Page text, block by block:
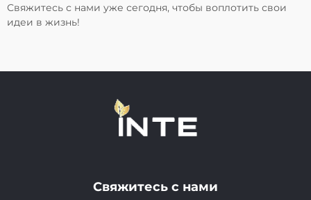
Свяжитесь с нами уже сегодня, чтобы воплотить свои
идеи в жизнь!
Свяжитесь с нами